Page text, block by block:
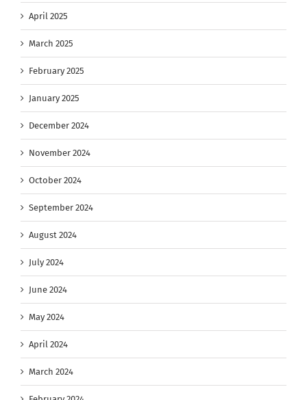
April 2025
March 2025
February 2025
January 2025
December 2024
November 2024
October 2024
September 2024
August 2024
July 2024
June 2024
May 2024
April 2024
March 2024